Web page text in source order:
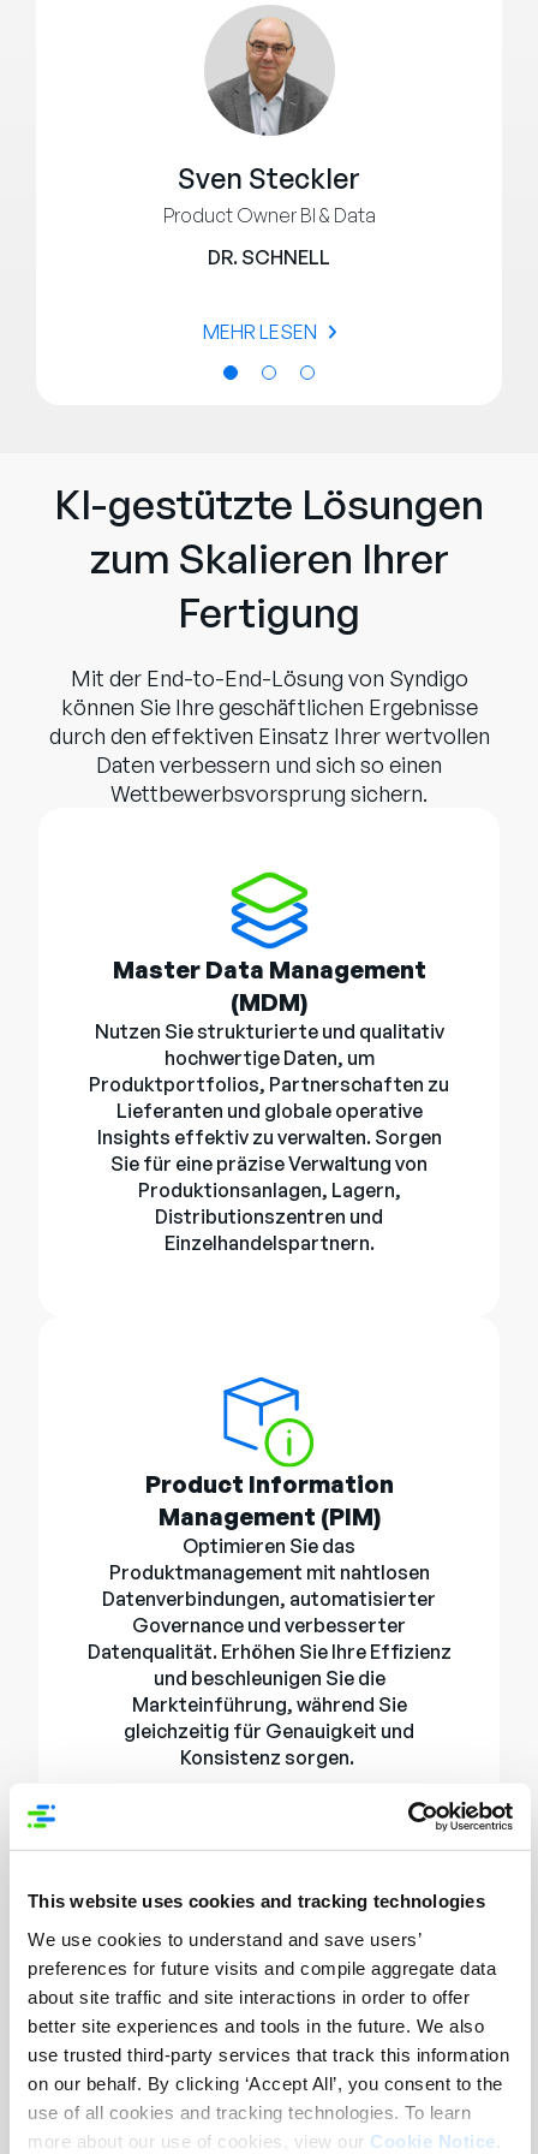
This website uses cookies and tracking technologies
We use cookies to understand and save users’
preferences for future visits and compile aggregate data
about site traffic and site interactions in order to offer
better site experiences and tools in the future. We also
use trusted third-party services that track this information
on our behalf. By clicking ‘Accept All’, you consent to the
use of all cookies and tracking technologies. To learn
more about our use of cookies, view our Cookie Notice
Sven Steckler
Product Owner BI & Data
DR. SCHNELL
MEHR LESEN
KI-gestützte Lösungen
zum Skalieren Ihrer
Fertigung
Mit der End-to-End-Lösung von Syndigo
können Sie Ihre geschäftlichen Ergebnisse
durch den effektiven Einsatz Ihrer wertvollen
Daten verbessern und sich so einen
Wettbewerbsvorsprung sichern.
Master Data Management
(MDM)
Nutzen Sie strukturierte und qualitativ
hochwertige Daten, um
Produktportfolios, Partnerschaften zu
Lieferanten und globale operative
Insights effektiv zu verwalten. Sorgen
Sie für eine präzise Verwaltung von
Produktionsanlagen, Lagern,
Distributionszentren und
Einzelhandelspartnern.
Product Information
Management (PIM)
Optimieren Sie das
Produktmanagement mit nahtlosen
Datenverbindungen, automatisierter
Governance und verbesserter
Datenqualität. Erhöhen Sie Ihre Effizienz
und beschleunigen Sie die
Markteinführung, während Sie
gleichzeitig für Genauigkeit und
Konsistenz sorgen.
Syndizierung
Erhalten Sie Zugang zum größten
Netzwerk von Händlern und
Distributoren und prüfen Sie bei jedem
Schritt die Datenqualität anhand
integrierter Features. Syndigo bietet
die einzige Lösung, die Core Content,